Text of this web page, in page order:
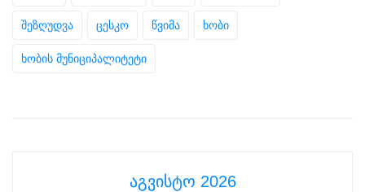
შეზღუდვა ცესკო წვიმა ხობი
ხობის მუნიციპალიტეტი
აგვისტო 2026